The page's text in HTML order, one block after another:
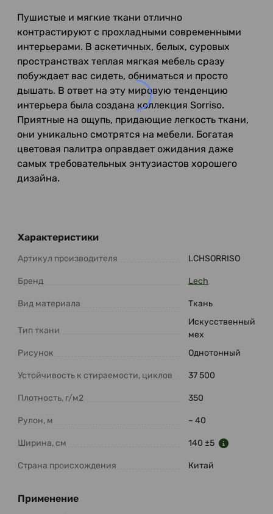
Пушистые и мягкие ткани отлично
контрастируют с прохладными современными
интерьерами. В аскетичных, белых, суровых
пространствах теплая мягкая мебель сразу
побуждает вас сидеть, обниматься и просто
дышать. В ответ на эту мировую тенденцию
интерьера была создана коллекция Sorriso.
Приятные на ощупь, придающие легкость ткани,
они уникально смотрятся на мебели. Богатая
цветовая палитра оправдает ожидания даже
самых требовательных энтузиастов хорошего
дизайна.
Характеристики
Артикул производителя LCHSORRISO
Бренд Lech
Вид материала Ткань
Тип ткани
Искусственный
мех
Рисунок
Однотонный
Устойчивость к стираемости, циклов 37 500
Плотность, г/м2 350
Рулон, м ~ 40
Ширина, см 140 ±5
Страна происхождения Китай
Применение